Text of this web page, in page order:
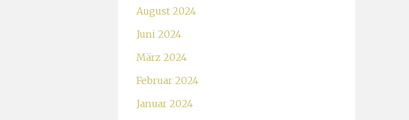
August 2024
Juni 2024
März 2024
Februar 2024
Januar 2024